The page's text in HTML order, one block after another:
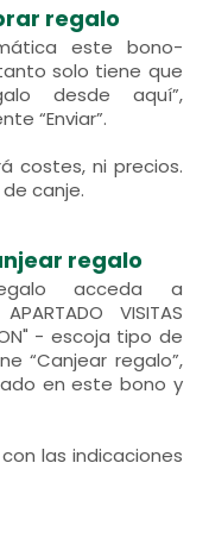
regalo
este bono-
solo tiene que
desde aquí”,
“Enviar”.
costes, ni precios.
canje.
regalo
acceda a
VISITAS
- escoja tipo de
“Canjear regalo”,
en este bono y
las indicaciones